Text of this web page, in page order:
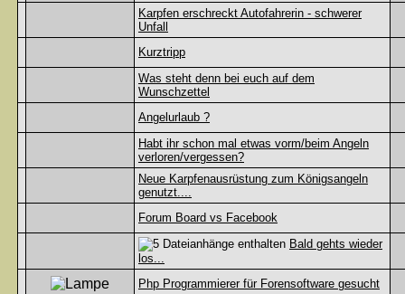
Karpfen erschreckt Autofahrerin - schwerer
Unfall
Kurztripp
Was steht denn bei euch auf dem
Wunschzettel
Angelurlaub ?
Habt ihr schon mal etwas vorm/beim Angeln
verloren/vergessen?
Neue Karpfenausrüstung zum Königsangeln
genutzt....
Forum Board vs Facebook
Bald gehts wieder
los...
Php Programmierer für Forensoftware gesucht